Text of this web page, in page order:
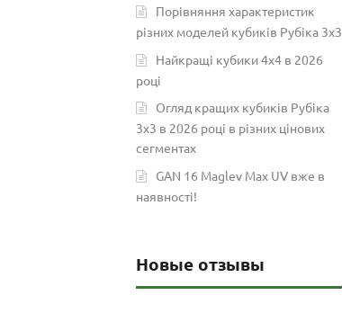
Порівняння характеристик
різних моделей кубиків Рубіка 3х3
Найкращі кубики 4х4 в 2026
році
Огляд кращих кубиків Рубіка
3х3 в 2026 році в різних цінових
сегментах
GAN 16 Maglev Max UV вже в
наявності!
Новые отзывы